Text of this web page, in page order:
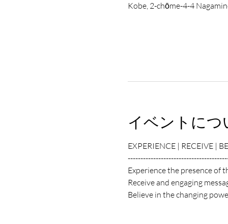
Kobe, 2-chōme-4-4
イベントにつ
EXPERIENCE | RECEIVE |
Experience the presence of
Receive and engaging
Believe in the changing